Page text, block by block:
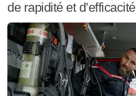
de rapidité et d’efficacité